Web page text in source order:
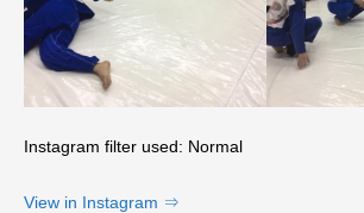
Instagram filter used: Normal
View in Instagram ⇒